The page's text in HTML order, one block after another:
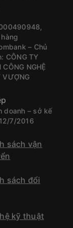
– Chủ
CÔNG TY
CÔNG NGHỆ
VƯỢNG
doanh – sở kế
7/2016
sách vận
sách đổi
kỹ thuật